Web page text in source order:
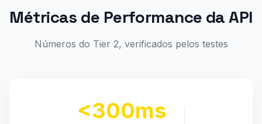
Métricas de Performance da API
Números do Tier 2, verificados pelos testes
<300ms